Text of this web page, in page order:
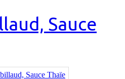
Sauce